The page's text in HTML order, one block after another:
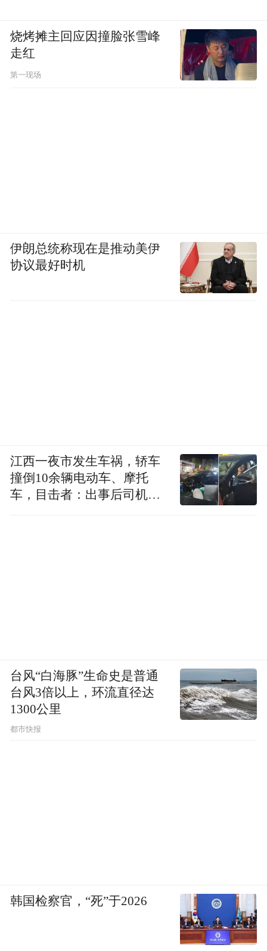
烧烤摊主回应因撞脸张雪峰
走红
第一现场
伊朗总统称现在是推动美伊
协议最好时机
江西一夜市发生车祸，轿车
撞倒10余辆电动车、摩托
车，目击者：出事后司机一
台风“白海豚”生命史是普通
台风3倍以上，环流直径达
1300公里
都市快报
韩国检察官，“死”于2026